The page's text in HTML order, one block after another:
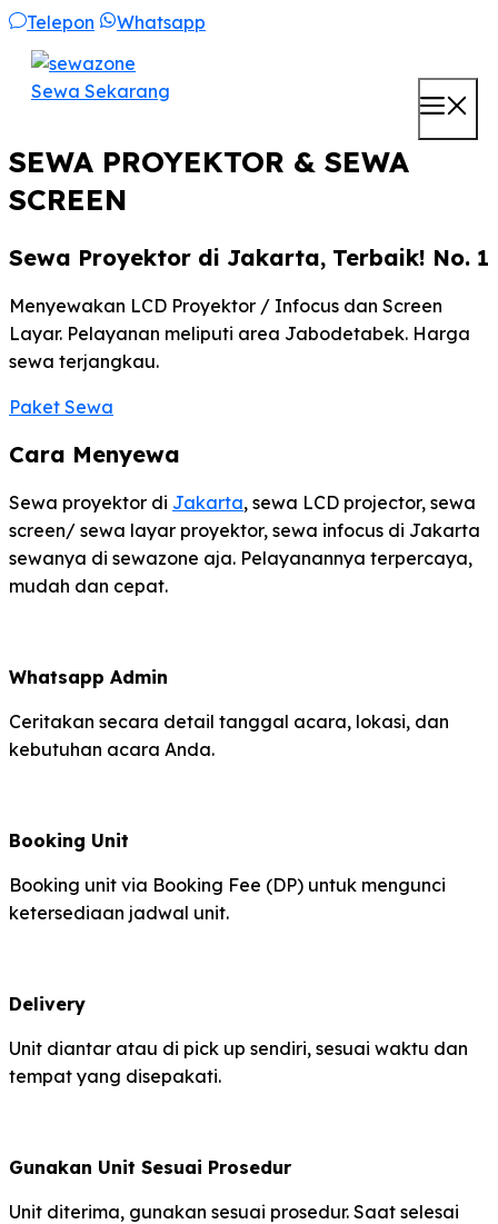
Skip
content
Telepon Whatsapp
Sewa Sekarang
SEWA PROYEKTOR & SEWA
SCREEN
Sewa Proyektor di Jakarta, Terbaik! No. 1
Menyewakan LCD Proyektor / Infocus dan Screen
Layar. Pelayanan meliputi area Jabodetabek. Harga
sewa terjangkau.
Paket Sewa
Cara Menyewa
Sewa proyektor di Jakarta, sewa LCD projector, sewa
screen/ sewa layar proyektor, sewa infocus di Jakarta
sewanya di sewazone aja. Pelayanannya terpercaya,
mudah dan cepat.
Whatsapp Admin
Ceritakan secara detail tanggal acara, lokasi, dan
kebutuhan acara Anda.
Booking Unit
Booking unit via Booking Fee (DP) untuk mengunci
ketersediaan jadwal unit.
Delivery
Unit diantar atau di pick up sendiri, sesuai waktu dan
tempat yang disepakati.
Gunakan Unit Sesuai Prosedur
Unit diterima, gunakan sesuai prosedur. Saat selesai